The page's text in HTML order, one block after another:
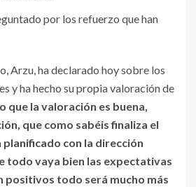
por los refuerzo que han
Arzu, ha declarado hoy sobre los
y ha hecho su propia valoración de
que la valoración es buena,
que como sabéis finaliza el
planificado con la dirección
todo vaya bien las expectativas
positivos todo será mucho más